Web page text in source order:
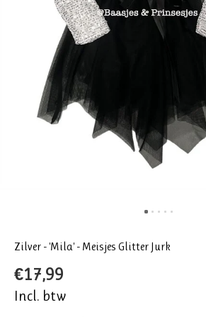
Zilver - 'Mila' - Meisjes Glitter Jurk
€17,99
Incl. btw